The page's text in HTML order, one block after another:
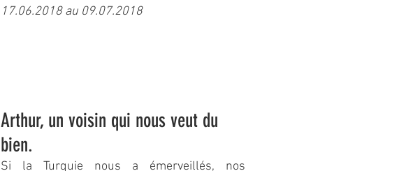
17.06.2018 au 09.07.2018
Arthur, un voisin qui nous veut du
bien.
Si la Turquie nous a émerveillés, nos